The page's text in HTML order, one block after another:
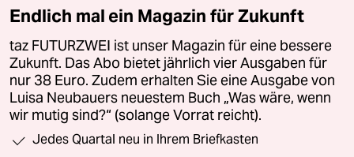
Endlich mal ein Magazin für Zukunft
taz FUTURZWEI ist unser Magazin für eine bessere
Zukunft. Das Abo bietet jährlich vier Ausgaben für
nur 38 Euro. Zudem erhalten Sie eine Ausgabe von
Luisa Neubauers neuestem Buch „Was wäre, wenn
wir mutig sind?“ (solange Vorrat reicht).
Jedes Quartal neu in Ihrem Briefkasten